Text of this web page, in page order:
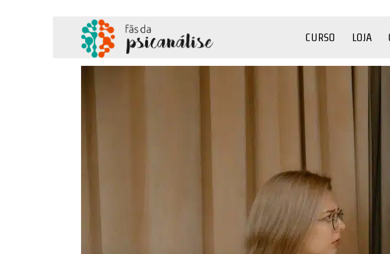
CURSO LOJA